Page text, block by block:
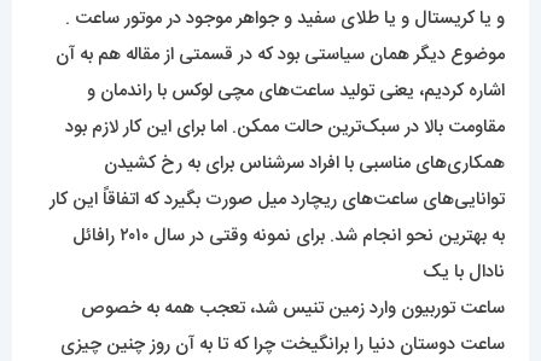
و یا کریستال و یا طلای سفید و جواهر موجود در موتور ساعت .
موضوع دیگر همان سیاستی بود که در قسمتی از مقاله هم به آن
اشاره کردیم، یعنی تولید ساعت‌های مچی لوکس با راندمان و
مقاومت بالا در سبک‌ترین حالت ممکن. اما برای این کار لازم بود
همکاری‌های مناسبی با افراد سرشناس برای به رخ کشیدن
توانایی‌های ساعت‌های ریچارد میل صورت بگیرد که اتفاقاً این کار
به بهترین نحو انجام شد. برای نمونه وقتی در سال ۲۰۱۰ رافائل
نادال با یک
ساعت توربیون وارد زمین تنیس شد، تعجب همه به خصوص
ساعت دوستان دنیا را برانگیخت چرا که تا به آن روز چنین چیزی